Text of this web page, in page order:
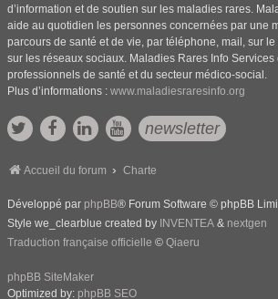
d’information et de soutien sur les maladies rares.
aide au quotidien les personnes concernées par une
parcours de santé et de vie, par téléphone, mail, sur
sur les réseaux sociaux. Maladies Rares Info
professionnels de santé et du secteur médico-social.
Plus d’informations : www.maladiesraresinfo.org
newsletter
Accueil du forum Charte
Développé par phpBB® Forum Software © phpBB
Style we_clearblue created by INVENTEA & nextgen
Traduction française officielle © Qiaeru
phpBB SiteMaker
Optimized by: phpBB SEO